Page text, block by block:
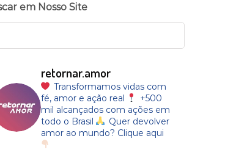
em Nosso Site
retornar.amor
Transformamos vidas com
fé, amor e ação real
+500
mil alcançados com ações em
todo o Brasil
Quer devolver
amor ao mundo? Clique aqui